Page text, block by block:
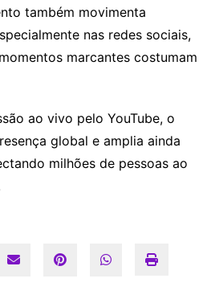
também movimenta
nas redes sociais,
marcantes costumam
ao vivo pelo YouTube, o
global e amplia ainda
milhões de pessoas ao